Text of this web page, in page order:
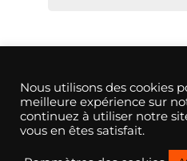
Conditions
Conditions
Nous utilisons des cookies
meilleure expérience sur
continuez à utiliser notre
vous en êtes satisfait.